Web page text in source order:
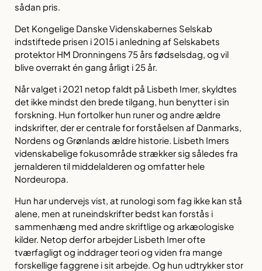
sådan pris.
Det Kongelige Danske Videnskabernes Selskab
indstiftede prisen i 2015 i anledning af Selskabets
protektor HM Dronningens 75 års fødselsdag, og vil
blive overrakt én gang årligt i 25 år.
Når valget i 2021 netop faldt på Lisbeth Imer, skyldtes
det ikke mindst den brede tilgang, hun benytter i sin
forskning. Hun fortolker hun runer og andre ældre
indskrifter, der er centrale for forståelsen af Danmarks,
Nordens og Grønlands ældre historie. Lisbeth Imers
videnskabelige fokusområde strækker sig således fra
jernalderen til middelalderen og omfatter hele
Nordeuropa.
Hun har undervejs vist, at runologi som fag ikke kan stå
alene, men at runeindskrifter bedst kan forstås i
sammenhæng med andre skriftlige og arkæologiske
kilder. Netop derfor arbejder Lisbeth Imer ofte
tværfagligt og inddrager teori og viden fra mange
forskellige faggrene i sit arbejde. Og hun udtrykker stor